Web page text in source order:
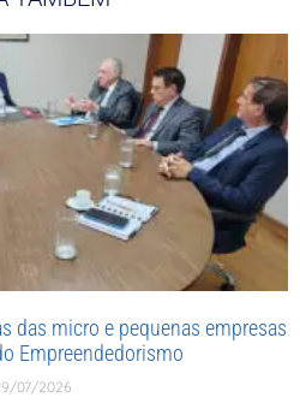
das micro e pequenas empresas
Empreendedorismo
07/2026